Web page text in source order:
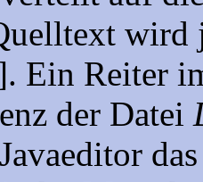
wird
Ein Reiter
der Datei